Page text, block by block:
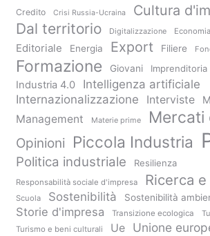
Credito Crisi Russia-Ucraina Cultura
Dal territorio Digitalizzazione
Editoriale Energia Export Filiere
Formazione Giovani Imprenditoria
Industria 4.0
Intelligenza artificiale
Internazionalizzazione
Interviste
Management Materie prime Mercati
Opinioni Piccola Industria
Politica industriale Resilienza
Responsabilità sociale d'impresa Ricerca
Scuola Sostenibilità Sostenibilità
Storie d'impresa
Transizione ecologica
Turismo e beni culturali
Ue Unione